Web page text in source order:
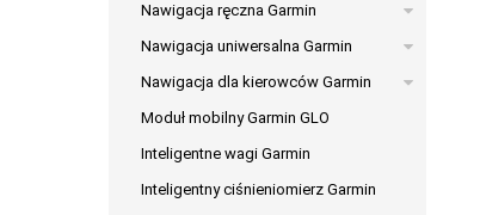
Nawigacja ręczna Garmin
Nawigacja uniwersalna Garmin
Nawigacja dla kierowców Garmin
Moduł mobilny Garmin GLO
Inteligentne wagi Garmin
Inteligentny ciśnieniomierz Garmin